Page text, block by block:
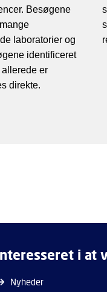
Besøgene
laboratorier og
identificeret
er
direkte.
i at
Nyheder